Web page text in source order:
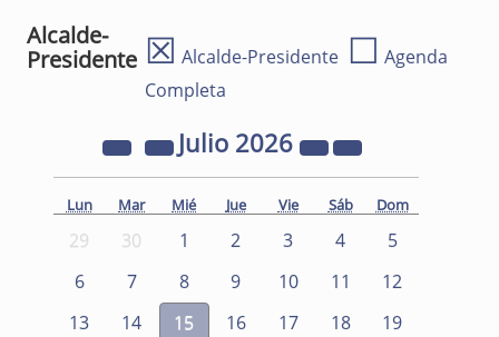
Alcalde-
Presidente ☒ Alcalde-Presidente ☐ Agenda
Completa
Julio 2026
Lun Mar Mié Jue Vie Sáb Dom
29 30 1 2 3 4
5
6
7 8 9 10 11
12
13
14 15 16 17 18
19